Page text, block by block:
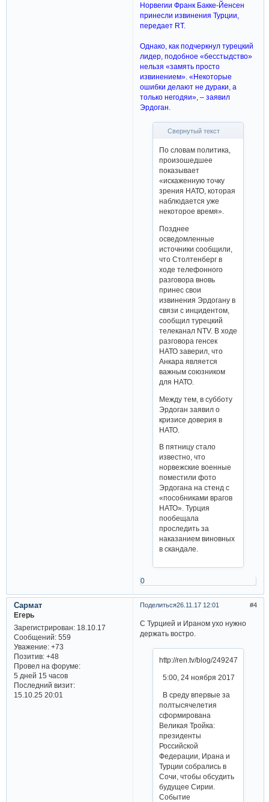
Норвегии Франк Бакке-Йенсен
принесли извинения Турции,
передает RT.
Однако, как подчеркнул турецкий
лидер, подобное «бесстыдство»
нельзя «замять просто
извинением». «Некоторые
ошибки делают не дураки, а
только негодяи», – заявил
Эрдоган.
Свернутый текст
По словам политика,
произошедшее
показывает
«искаженную точку
зрения НАТО, которая
наблюдается уже
некоторое время».
Позднее
осведомленные
источники сообщили,
что Столтенберг в
ходе телефонного
разговора вновь
принес свои
извинения Эрдогану в
связи с инцидентом,
сообщил турецкий
телеканал NTV. В ходе
разговора генсек
НАТО заверил, что
Анкара является
важным союзником
для НАТО.
Между тем, в субботу
Эрдоган заявил о
кризисе доверия в
НАТО.
В пятницу стало
известно, что
норвежские военные
поместили фото
Эрдогана на стенд с
«пособниками врагов
НАТО». Турция
пообещала
проследить за
наказанием виновных
в скандале.
0
Поделиться 4
26.11.17 12:01
Сармат
Егерь
Зарегистрирован: 18.10.17
Сообщений:559
Уважение: +73
Позитив: +48
Провел на форуме:
5 дней 15 часов
Последний визит:
15.10.25 20:01
С Турцией и Ираном ухо нужно
держать востро.
http://ren.tv/blog/249247
5:00, 24 ноября 2017
В среду впервые за
полтысячелетия
сформирована
Великая Тройка:
президенты
Российской
Федерации, Ирана и
Турции собрались в
Сочи, чтобы обсудить
будущее Сирии.
Событие